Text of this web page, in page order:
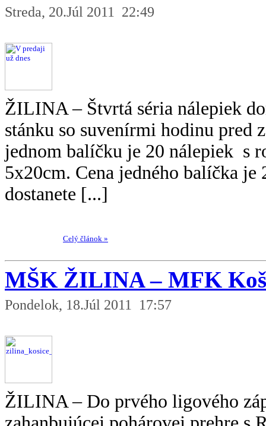
Streda, 20.Júl 2011 22:49
ŽILINA – Štvrtá séria nálepiek
stánku so suvenírmi hodinu pred
jednom balíčku je 20 nálepiek s
5x20cm. Cena jedného balíčka
dostanete [...]
Celý článok »
MŠK ŽILINA – MFK
Pondelok, 18.Júl 2011 17:57
ŽILINA – Do prvého ligového